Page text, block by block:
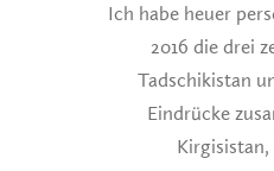
Ich habe heuer
2016 die drei
Tadschikistan
Eindrücke